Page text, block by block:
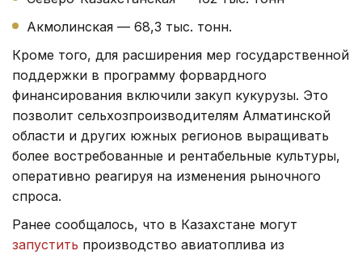
Акмолинская — 68,3 тыс. тонн.
Кроме того, для расширения мер государственной
поддержки в программу форвардного
финансирования включили закуп кукурузы. Это
позволит сельхозпроизводителям Алматинской
области и других южных регионов выращивать
более востребованные и рентабельные культуры,
оперативно реагируя на изменения рыночного
спроса.
Ранее сообщалось, что в Казахстане могут
запустить производство авиатоплива из